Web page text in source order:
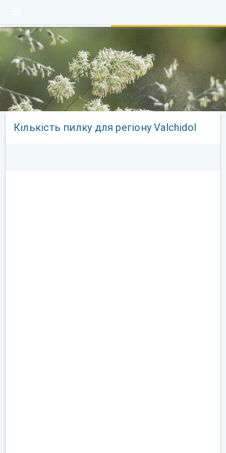
Кількість пилку для регіону Valchidol